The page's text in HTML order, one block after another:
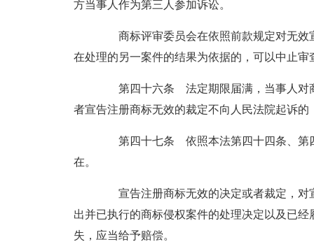
方当事人作为第三人参加诉讼。
商标评审委员会在依照前款规定对无效
在处理的另一案件的结果为依据的，可以中止
第四十六条 法定期限届满，当事人对商
者宣告注册商标无效的裁定不向人民法院起诉
第四十七条 依照本法第四十四条、第四
在。
宣告注册商标无效的决定或者裁定，对
出并已执行的商标侵权案件的处理决定以及已
失，应当给予赔偿。